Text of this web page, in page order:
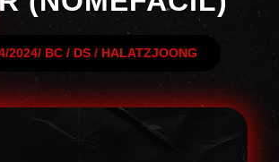
2024/ BC / DS / HALATZJOONG